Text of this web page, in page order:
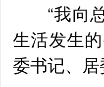
“我向总
生活发生
委书记、